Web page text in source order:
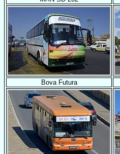
Bova Futura